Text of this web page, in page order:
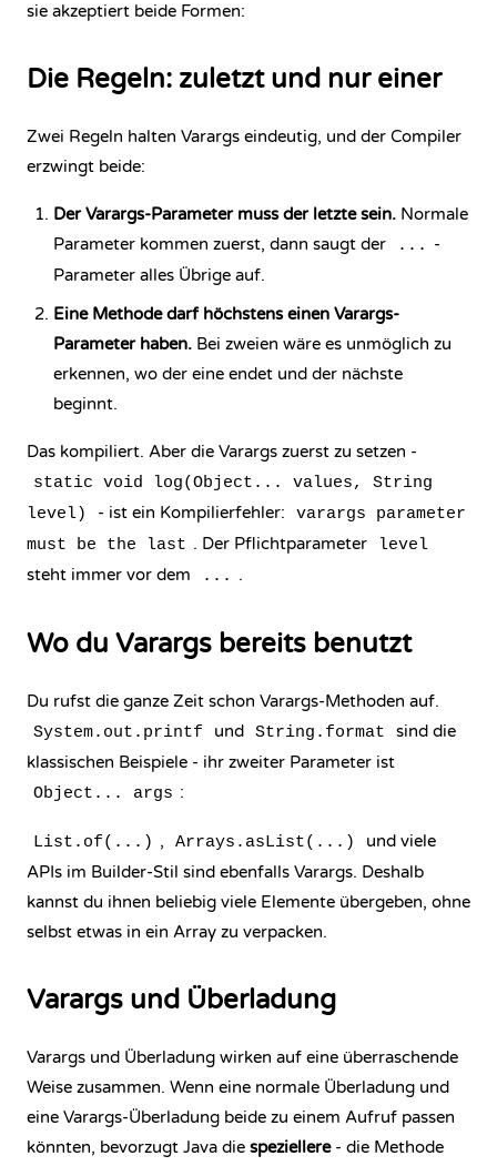
sie akzeptiert beide Formen:
Die Regeln: zuletzt und nur einer
Zwei Regeln halten Varargs eindeutig, und der Compiler
erzwingt beide:
Der Varargs-Parameter muss der letzte sein. Normale
Parameter kommen zuerst, dann saugt der
... -
Parameter alles Übrige auf.
Eine Methode darf höchstens einen Varargs-
Parameter haben. Bei zweien wäre es unmöglich zu
erkennen, wo der eine endet und der nächste
beginnt.
Das kompiliert. Aber die Varargs zuerst zu setzen -
static void log(Object... values, String
level)
- ist ein Kompilierfehler:
varargs parameter
must be the last . Der Pflichtparameter level
steht immer vor dem ... .
Wo du Varargs bereits benutzt
Du rufst die ganze Zeit schon Varargs-Methoden auf.
System.out.printf und String.format
sind die
klassischen Beispiele - ihr zweiter Parameter ist
Object... args :
List.of(...) , Arrays.asList(...)
und viele
APIs im Builder-Stil sind ebenfalls Varargs. Deshalb
kannst du ihnen beliebig viele Elemente übergeben, ohne
selbst etwas in ein Array zu verpacken.
Varargs und Überladung
Varargs und Überladung wirken auf eine überraschende
Weise zusammen. Wenn eine normale Überladung und
eine Varargs-Überladung beide zu einem Aufruf passen
könnten, bevorzugt Java die speziellere- die Methode